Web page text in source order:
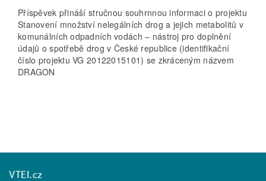
Příspěvek přináší stručnou souhrnnou informaci o projektu
Stanovení množství nelegálních drog a jejich metabolitů v
komunálních odpadních vodách – nástroj pro doplnění
údajů o spotřebě drog v České republice (identifikační
číslo projektu VG 20122015101) se zkráceným názvem
DRAGON
VTEI.cz